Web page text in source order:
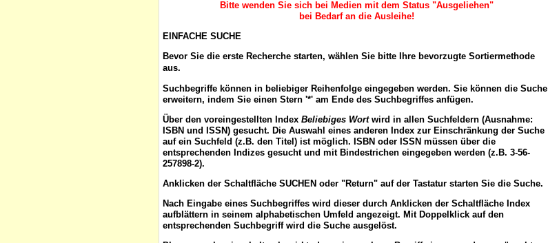
Bitte wenden Sie sich bei Medien mit dem Status "Ausgeliehen"
bei Bedarf an die Ausleihe!
EINFACHE SUCHE
Bevor Sie die erste Recherche starten, wählen Sie bitte Ihre bevorzugte Sortiermethode
aus.
Suchbegriffe können in beliebiger Reihenfolge eingegeben werden. Sie können die Suche
erweitern, indem Sie einen Stern '*' am Ende des Suchbegriffes anfügen.
Über den voreingestellten Index Beliebiges Wort wird in allen Suchfeldern (Ausnahme:
ISBN und ISSN) gesucht. Die Auswahl eines anderen Index zur Einschränkung der Suche
auf ein Suchfeld (z.B. den Titel) ist möglich. ISBN oder ISSN müssen über die
entsprechenden Indizes gesucht und mit Bindestrichen eingegeben werden (z.B. 3-56-
257898-2).
Anklicken der Schaltfläche SUCHEN oder "Return" auf der Tastatur starten Sie die Suche.
Nach Eingabe eines Suchbegriffes wird dieser durch Anklicken der Schaltfläche Index
aufblättern in seinem alphabetischen Umfeld angezeigt. Mit Doppelklick auf den
entsprechenden Suchbegriff wird die Suche ausgelöst.